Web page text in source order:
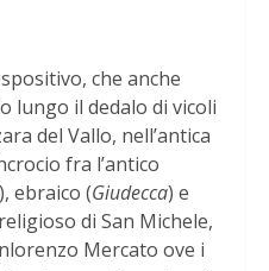
che anche
lungo il dedalo di vicoli
del Vallo, nell’antica
fra l’antico
), ebraico (Giudecca) e
di San Michele,
Mercato ove i